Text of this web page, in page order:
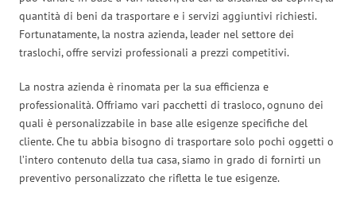
quantità di beni da trasportare e i servizi aggiuntivi richiesti.
Fortunatamente, la nostra azienda, leader nel settore dei
traslochi, offre servizi professionali a prezzi competitivi.
La nostra azienda è rinomata per la sua efficienza e
professionalità. Offriamo vari pacchetti di trasloco, ognuno dei
quali è personalizzabile in base alle esigenze specifiche del
cliente. Che tu abbia bisogno di trasportare solo pochi oggetti o
l’intero contenuto della tua casa, siamo in grado di fornirti un
preventivo personalizzato che rifletta le tue esigenze.